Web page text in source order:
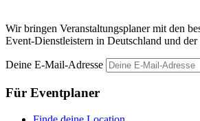
Wir bringen Veranstaltungsplaner mit den
Event-Dienstleistern in Deutschland und der
Deine E-Mail-Adresse
Für Eventplaner